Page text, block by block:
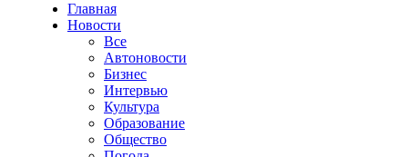
Главная
Новости
Все
Автоновости
Бизнес
Интервью
Культура
Образование
Общество